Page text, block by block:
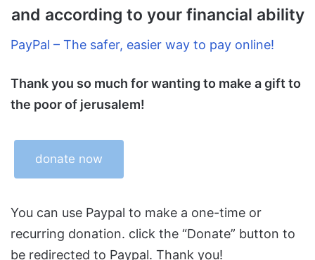
and according to your financial ability
PayPal – The safer, easier way to pay online!
Thank you so much for wanting to make a gift to
the poor of jerusalem!
donate now
You can use Paypal to make a one-time or
recurring donation. click the “Donate” button to
be redirected to Paypal. Thank you!